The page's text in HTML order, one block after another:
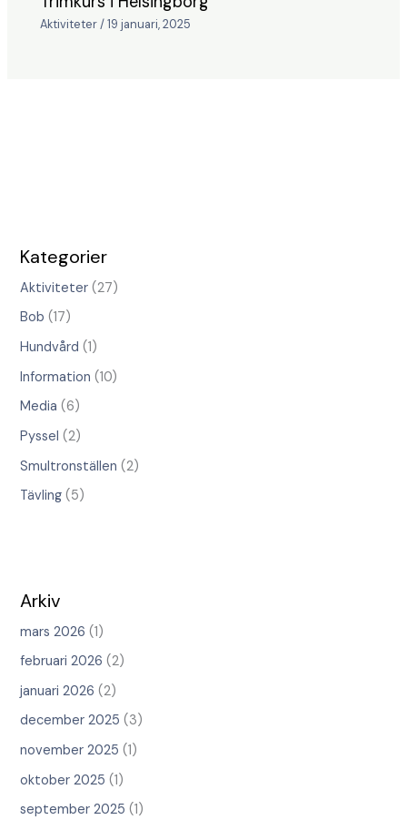
Aktiviteter/19 januari, 2025
Kategorier
Aktiviteter (27)
Bob (17)
Hundvård (1)
Information (10)
Media (6)
Pyssel (2)
Smultronställen (2)
Tävling (5)
Arkiv
mars 2026 (1)
februari 2026 (2)
januari 2026 (2)
december 2025 (3)
november 2025 (1)
oktober 2025 (1)
september 2025 (1)